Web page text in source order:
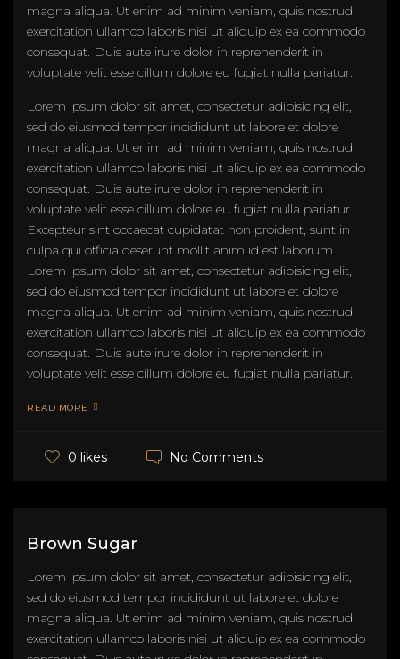
magna aliqua. Ut enim ad minim veniam, quis nostrud
exercitation ullamco laboris nisi ut aliquip ex ea commodo
consequat. Duis aute irure dolor in reprehenderit in
voluptate velit esse cillum dolore eu fugiat nulla pariatur.
Lorem ipsum dolor sit amet, consectetur adipisicing elit,
sed do eiusmod tempor incididunt ut labore et dolore
magna aliqua. Ut enim ad minim veniam, quis nostrud
exercitation ullamco laboris nisi ut aliquip ex ea commodo
consequat. Duis aute irure dolor in reprehenderit in
voluptate velit esse cillum dolore eu fugiat nulla pariatur.
Excepteur sint occaecat cupidatat non proident, sunt in
culpa qui officia deserunt mollit anim id est laborum.
Lorem ipsum dolor sit amet, consectetur adipisicing elit,
sed do eiusmod tempor incididunt ut labore et dolore
magna aliqua. Ut enim ad minim veniam, quis nostrud
exercitation ullamco laboris nisi ut aliquip ex ea commodo
consequat. Duis aute irure dolor in reprehenderit in
voluptate velit esse cillum dolore eu fugiat nulla pariatur.
READ MORE
0 likes No Comments
Brown Sugar
Lorem ipsum dolor sit amet, consectetur adipisicing elit,
sed do eiusmod tempor incididunt ut labore et dolore
magna aliqua. Ut enim ad minim veniam, quis nostrud
exercitation ullamco laboris nisi ut aliquip ex ea commodo